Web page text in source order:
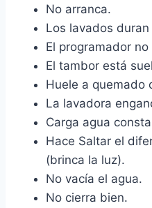
No arranca.
Los lavados
El programador no
El tambor está
Huele a quemado
La lavadora
Carga agua
Hace Saltar el
(brinca la luz).
No vacía el agua.
No cierra bien.